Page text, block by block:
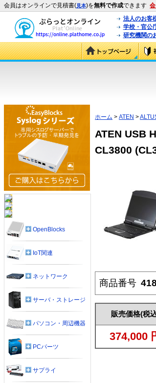
会員はオンラインで見積書(見本)を無料で作成できます
法人のお客
学校・官公
研究機関の
ホーム > ATEN >
ATEN USB
CL3800
商品番号
販売価格(税
374,000
OpenBlocks
IoT関連
ネットワーク
サーバ・ストレージ
パソコン・周辺機器
PCパーツ
サプライ